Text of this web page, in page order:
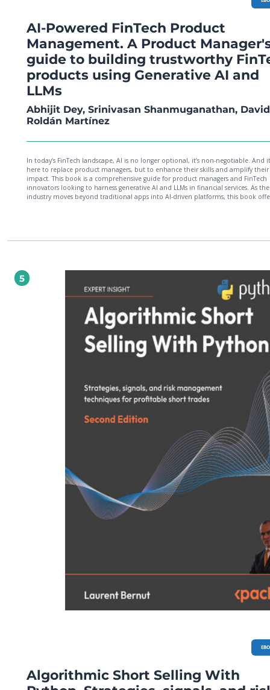
AI-Powered FinTech Product
Management. A Product
guide to building trustworthy
products using Generative AI and
LLMs
Abhijit Dey, Srinivasan Shanmuganathan, David
Roldán Martínez
In today’s FinTech landscape, AI is no longer optional, it’s non-negotiable. And
here to replace product managers, but to enhance their skills and amplify their
impact. This book is a comprehensive guide for product managers and FinTech
innovators looking to harness generative AI and LLMs in financial services. As the
industry moves beyond traditional apps into AI-driven platforms, this book
studies, and explores platform scaling and agentic AI. Each chapter centers on
design customer-centric, data-driven financial products. You’ll equip yourself
practical tools and templates to confidently innovate within regulatory
the end, you’ll be ready to design and scale AI-driven financial products,
yourself as a forward-thinking product leader in the AI-first FinTech era.
5
Algorithmic Short Selling With